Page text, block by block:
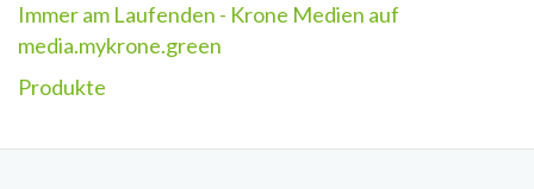
Immer am Laufenden - Krone Medien auf
media.mykrone.green
Produkte